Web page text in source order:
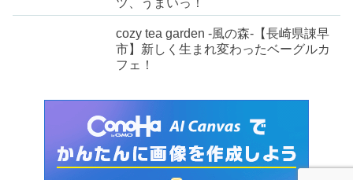
ツ、うまいっ！
cozy tea garden -風の森-【長崎県諌早
市】新しく生まれ変わったベーグルカ
フェ！